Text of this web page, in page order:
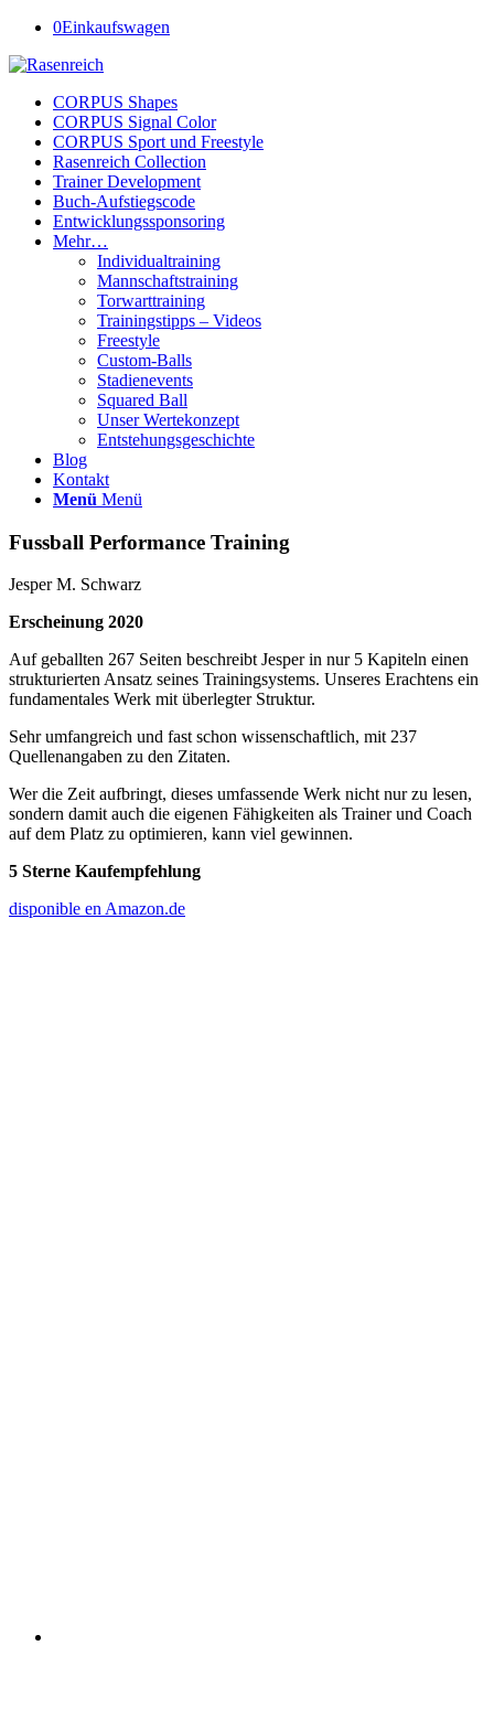
0Einkaufswagen
CORPUS Shapes
CORPUS Signal Color
CORPUS Sport und Freestyle
Rasenreich Collection
Trainer Development
Buch-Aufstiegscode
Entwicklungssponsoring
Mehr…
Individualtraining
Mannschaftstraining
Torwarttraining
Trainingstipps – Videos
Freestyle
Custom-Balls
Stadienevents
Squared Ball
Unser Wertekonzept
Entstehungsgeschichte
Blog
Kontakt
Menü Menü
Fussball Performance Training
Jesper M. Schwarz
Erscheinung 2020
Auf geballten 267 Seiten beschreibt Jesper in nur 5 Kapiteln einen
strukturierten Ansatz seines Trainingsystems. Unseres Erachtens ein
fundamentales Werk mit überlegter Struktur.
Sehr umfangreich und fast schon wissenschaftlich, mit 237
Quellenangaben zu den Zitaten.
Wer die Zeit aufbringt, dieses umfassende Werk nicht nur zu lesen,
sondern damit auch die eigenen Fähigkeiten als Trainer und Coach
auf dem Platz zu optimieren, kann viel gewinnen.
5 Sterne Kaufempfehlung
disponible en Amazon.de